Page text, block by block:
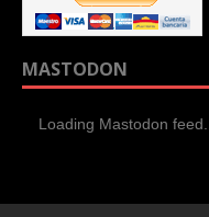
MASTODON
Loading Mastodon feed...